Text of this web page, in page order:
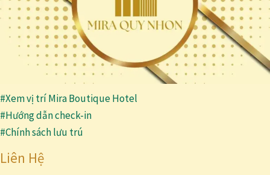
#Xem vị trí Mira Boutique Hotel
#Hướng dẫn check-in
#Chính sách lưu trú
Liên Hệ